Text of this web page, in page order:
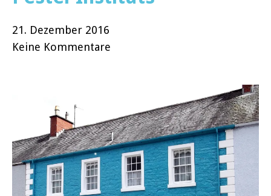
21. Dezember 2016
Keine Kommentare